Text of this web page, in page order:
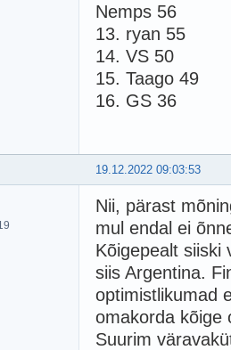
Nemps 56
13. ryan 55
14. VS 50
15. Taago 49
16. GS 36
19.12.2022 09:03:53
Nii, pärast
mul endal ei
Kõigepealt siiski
siis Argentina.
optimistlikumad
omakorda kõige
Suurim